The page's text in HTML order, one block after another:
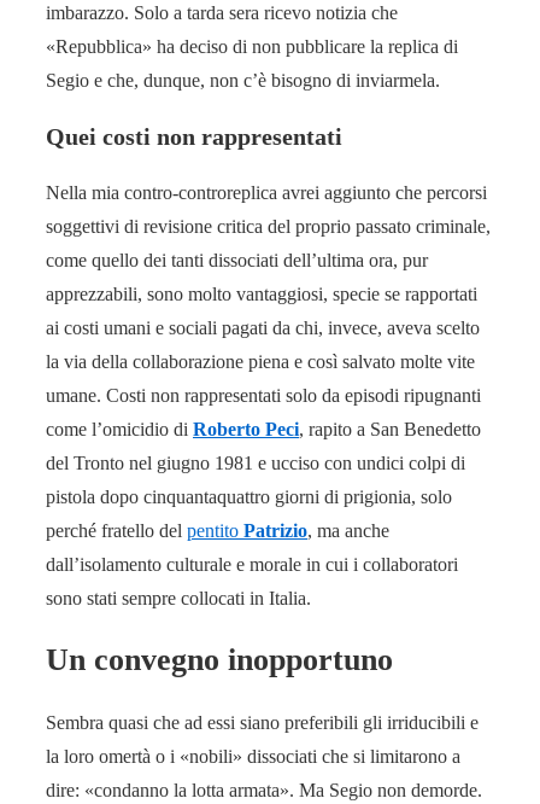
imbarazzo. Solo a tarda sera ricevo notizia che
«Repubblica» ha deciso di non pubblicare la replica di
Segio e che, dunque, non c’è bisogno di inviarmela.
Quei costi non rappresentati
Nella mia contro-controreplica avrei aggiunto che percorsi
soggettivi di revisione critica del proprio passato criminale,
come quello dei tanti dissociati dell’ultima ora, pur
apprezzabili, sono molto vantaggiosi, specie se rapportati
ai costi umani e sociali pagati da chi, invece, aveva scelto
la via della collaborazione piena e così salvato molte vite
umane. Costi non rappresentati solo da episodi ripugnanti
come l’omicidio di Roberto Peci, rapito a San Benedetto
del Tronto nel giugno 1981 e ucciso con undici colpi di
pistola dopo cinquantaquattro giorni di prigionia, solo
perché fratello del pentito Patrizio, ma anche
dall’isolamento culturale e morale in cui i collaboratori
sono stati sempre collocati in Italia.
Un convegno inopportuno
Sembra quasi che ad essi siano preferibili gli irriducibili e
la loro omertà o i «nobili» dissociati che si limitarono a
dire: «condanno la lotta armata». Ma Segio non demorde.